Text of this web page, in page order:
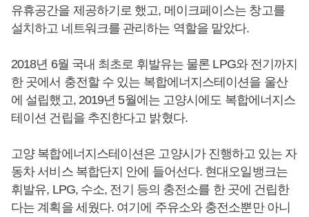
유휴공간을 제공하기로 했고, 메이크페이스는 창고를
설치하고 네트워크를 관리하는 역할을 맡았다.
2018년 6월 국내 최초로 휘발유는 물론 LPG와 전기까지
한 곳에서 충전할 수 있는 복합에너지스테이션을 울산
에 설립했고, 2019년 5월에는 고양시에도 복합에너지스
테이션 건립을 추진한다고 밝혔다.
고양 복합에너지스테이션은 고양시가 진행하고 있는 자
동차 서비스 복합단지 안에 들어선다. 현대오일뱅크는
휘발유, LPG, 수소, 전기 등의 충전소를 한 곳에 건립한
다는 계획을 세웠다. 여기에 주유소와 충전소뿐만 아니